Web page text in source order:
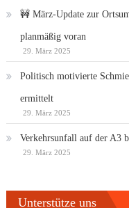
🚧 März-Update zur
planmäßig voran
29. März 2025
Politisch motivierte
ermittelt
29. März 2025
Verkehrsunfall auf der A3
29. März 2025
Unterstütze uns